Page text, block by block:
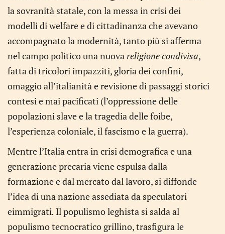
la sovranità statale, con la messa in crisi dei
modelli di welfare e di cittadinanza che avevano
accompagnato la modernità, tanto più si afferma
nel campo politico una nuovareligione condivisa,
fatta di tricolori impazziti, gloria dei confini,
omaggio all’italianità e revisione di passaggi storici
contesi e mai pacificati (l’oppressione delle
popolazioni slave e la tragedia delle foibe,
l’esperienza coloniale, il fascismo e la guerra).
Mentre l’Italia entra in crisi demografica e una
generazione precaria viene espulsa dalla
formazione e dal mercato dal lavoro, si diffonde
l’idea di una nazione assediata da speculatori
eimmigrati. Il populismo leghista si salda al
populismo tecnocratico grillino, trasfigura le